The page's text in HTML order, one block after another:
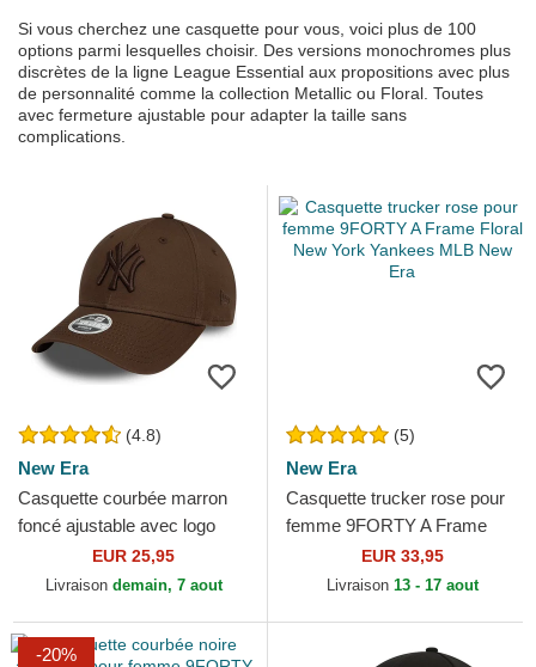
Si vous cherchez une casquette pour vous, voici plus de 100
options parmi lesquelles choisir. Des versions monochromes plus
discrètes de la ligne League Essential aux propositions avec plus
de personnalité comme la collection Metallic ou Floral. Toutes
avec fermeture ajustable pour adapter la taille sans
complications.
(4.8)
New Era
Casquette courbée marron
foncé ajustable avec logo
marron foncé pour femme
9FORTY League...
EUR 25,95
Livraison demain, 7 aout
(5)
New Era
Casquette trucker rose pour
femme 9FORTY A Frame
Floral New York Yankees
MLB New Era
EUR 33,95
Livraison 13 - 17 aout
-20%